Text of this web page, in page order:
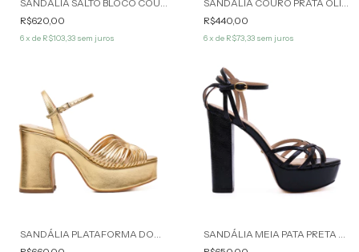
R$620,00
6x de R$103,33 sem juros
R$440,00
6x de R$73,33 sem juros